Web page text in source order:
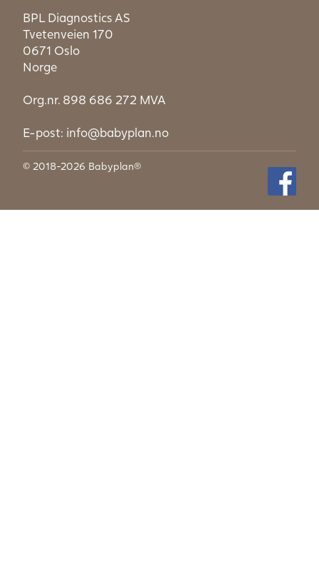
BPL Diagnostics AS
Tvetenveien 170
0671 Oslo
Norge
Org.nr. 898 686 272 MVA
E-post: info@babyplan.no
© 2018-2026 Babyplan®